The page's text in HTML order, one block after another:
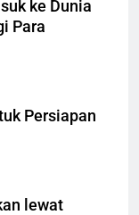
ke Dunia
Para
Persiapan
lewat